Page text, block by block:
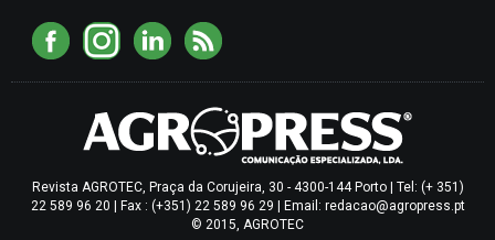
Revista AGROTEC, Praça da Corujeira, 30 - 4300-144 Porto | Tel: (+ 351)
22 589 96 20 | Fax : (+351) 22 589 96 29 | Email: redacao@agropress.pt
© 2015, AGROTEC